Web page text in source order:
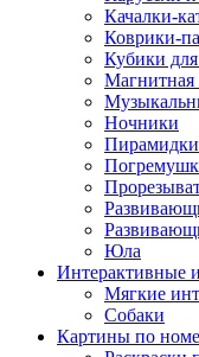
Качалки-
Коврики-
Кубики
Магнитная
Ночники
Юла
Интерактивные
Мягкие
Собаки
Картины по